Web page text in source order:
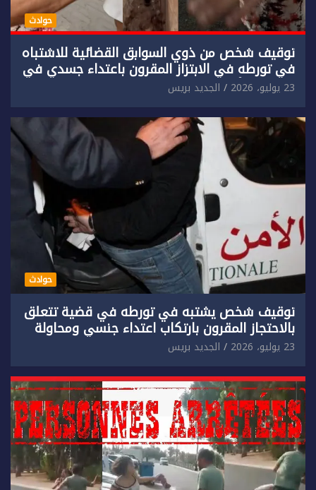
حوادث
توقيف شخص من ذوي السوابق القضائية للاشتباه
في تورطه في الابتزاز المقرون باعتداء جسدي في
حق سائح أجنبي.
23 يوليو، 2026 الجديد بريس
حوادث
توقيف شخص يشتبه في تورطه في قضية تتعلق
بالاحتجاز المقرون بارتكاب اعتداء جنسي ومحاولة
إضرام النار عمدا.
23 يوليو، 2026 الجديد بريس